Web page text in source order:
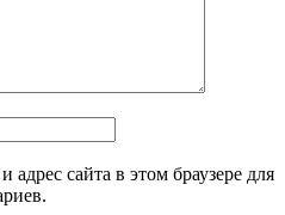
сайта в этом браузере для